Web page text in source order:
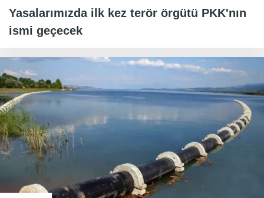
Yasalarımızda ilk kez terör örgütü PKK'nın
ismi geçecek